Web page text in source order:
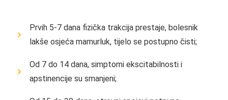
Prvih 5-7 dana fizička trakcija prestaje, bolesnik
lakše osjeća mamurluk, tijelo se postupno čisti;
Od 7 do 14 dana, simptomi ekscitabilnosti i
apstinencije su smanjeni;